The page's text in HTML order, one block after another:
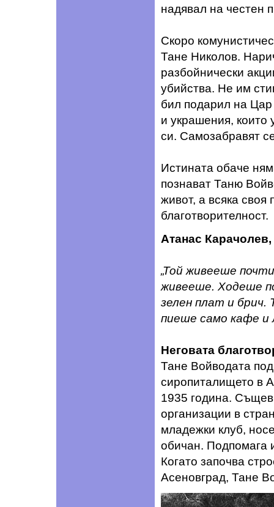
надявал на честен
Скоро
Тане Николов.
разбойнически
убийства. Не им
бил подарил на
и украшения, които
си. Самозабравят
Истината обаче
познават Таню
живот, а всяка
благотворителност.
Атанас
„Той живееше
живееше. Ходеше
зелен плат и брич.
пиеше само кафе и
Неговата
Тане Войводата
сиропиталището в
1935 година.
организации в
младежки клуб,
обичан. Подпомага
Когато започва
Асеновград, Тане